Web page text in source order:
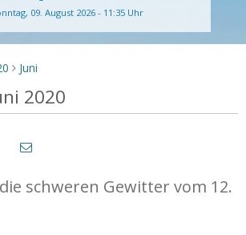
09. August 2026 - 11:35 Uhr
> Juni
2020
schweren Gewitter vom 12.